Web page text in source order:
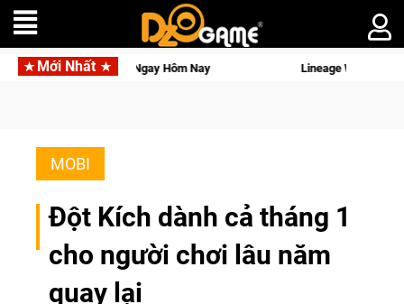
Mới Nhất
3 Ngay Hôm Nay Lineage W – Quyền lực và tài phú sẽ về
MOBI
Đột Kích dành cả tháng 1
cho người chơi lâu năm
quay lại